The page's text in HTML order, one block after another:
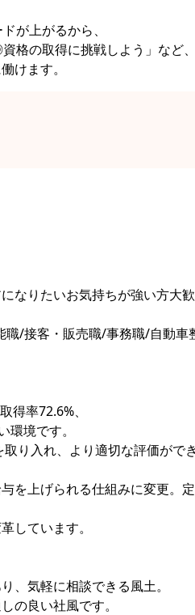
が上がるから、
格の取得に挑戦しよう」など
けます。
なりたいお気持ちが強い方大歓
職/接客・販売職/事務職/自動車
得率72.6%、
境です。
り入れ、より適切な評価がで
を上げられる仕組みに変更。
しています。
、気軽に相談できる風土。
の良い社風です。